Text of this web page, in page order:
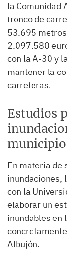
la Comunidad
tronco de
53.695
2.097.580
con la A-30 y
mantener la
carreteras.
Estudios
municipio
En materia de
inundaciones,
con la
elaborar un
inundables en
Albujón.